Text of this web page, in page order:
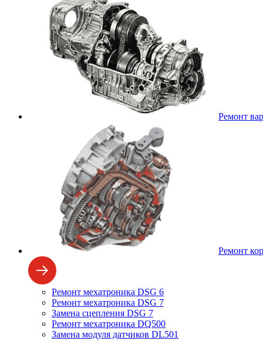
Ремонт
Ремонт
Ремонт мехатроника DSG 6
Ремонт мехатроника DSG 7
Замена сцепления DSG 7
Ремонт мехатроника DQ500
Замена модуля датчиков DL501